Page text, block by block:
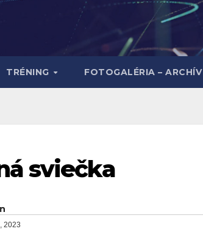
TRÉNING FOTOGALÉRIA – ARCHÍV
sviečka
2023